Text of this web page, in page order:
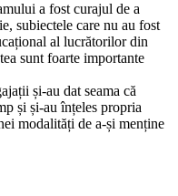
a fost curajul de a
subiectele care nu au fost
al lucrătorilor din
sunt foarte importante
și-au dat seama că
și și-au înțeles propria
modalități de a-și menține